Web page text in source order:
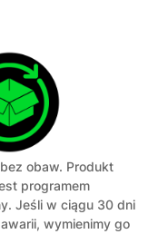
obaw. Produkt
programem
Jeśli w ciągu 30 dni
wymienimy go